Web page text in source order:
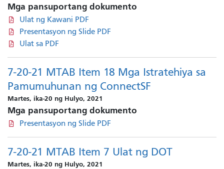
Mga pansuportang dokumento
Ulat ng Kawani PDF
Presentasyon ng Slide PDF
Ulat sa PDF
7-20-21 MTAB Item 18 Mga Istratehiya sa
Pamumuhunan ng ConnectSF
Martes, ika-20 ng Hulyo, 2021
Mga pansuportang dokumento
Presentasyon ng Slide PDF
7-20-21 MTAB Item 7 Ulat ng DOT
Martes, ika-20 ng Hulyo, 2021